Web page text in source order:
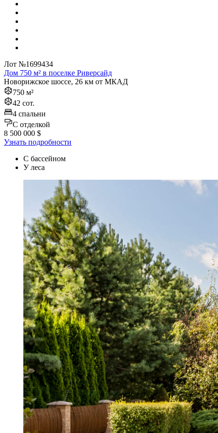
Лот №1699434
Дом 750 м² в поселке Риверсайд
Новорижское шоссе, 26 км от МКАД
750 м²
42 сот.
4 спальни
C отделкой
8 500 000 $
Узнать подробности
С бассейном
У леса